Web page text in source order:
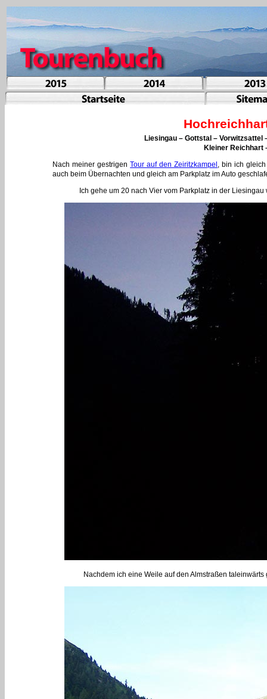
Liesingau – Gottstal –
Kleiner Reichhart
Nach meiner gestrigenTour auf den Zeiritzkampel , bin ich
auch beim Übernachten und gleich am Parkplatz im Auto
Ich gehe um 20 nach Vier vom Parkplatz in der
Nachdem ich eine Weile auf den Almstraßen